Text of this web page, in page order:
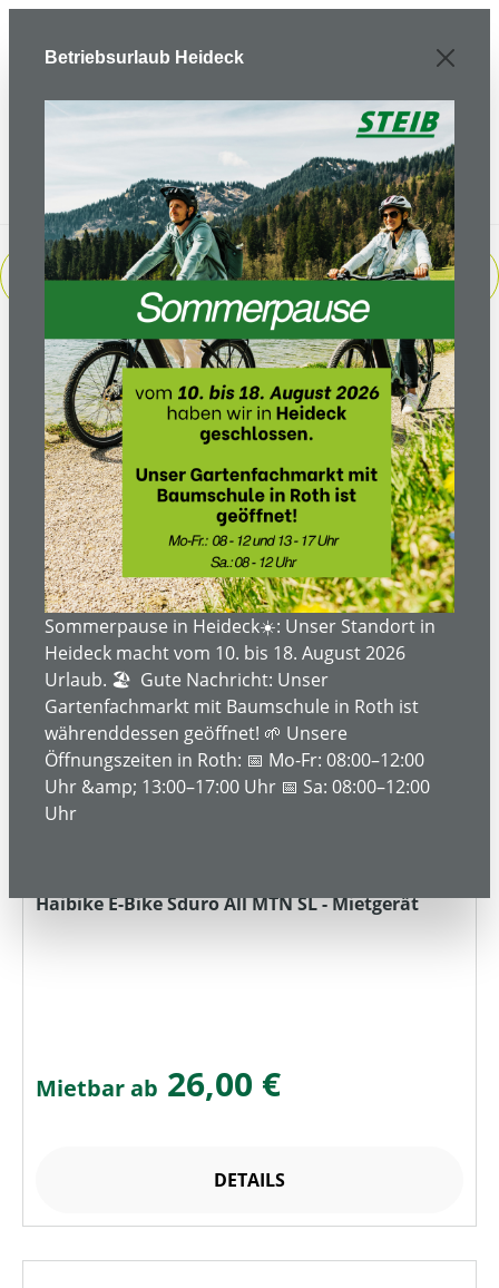
PRODUKTE FILTERN
Sortierung:
MIETBAR
Haibike E-Bike Sduro All MTN SL - Mietgerät
Mietbar ab 26,00 €
DETAILS
Betriebsurlaub Heideck
Sommerpause in Heideck☀️: Unser Standort in
Heideck macht vom 10. bis 18. August 2026
Urlaub. 🏖️ Gute Nachricht: Unser
Gartenfachmarkt mit Baumschule in Roth ist
währenddessen geöffnet! 🌱 Unsere
Öffnungszeiten in Roth: 📅 Mo-Fr: 08:00–12:00
Uhr &amp; 13:00–17:00 Uhr 📅 Sa: 08:00–12:00
Uhr